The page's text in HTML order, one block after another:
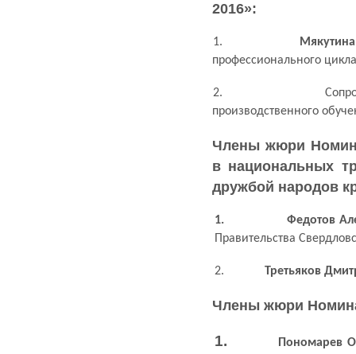
2016»:
1.
профессионального
2.
производственного
Члены жюри
в национальных
дружбой народов
1.
Федотов
Правительства
2. Третьяков
Члены жюри
1.
Пономарев